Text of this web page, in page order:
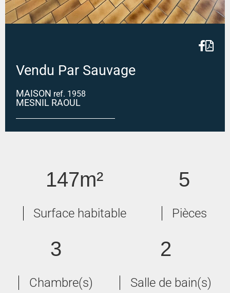
Vendu Par Sauvage
MAISON ref. 1958
MESNIL RAOUL
147m²
Surface habitable
5
Pièces
3
Chambre(s)
2
Salle de bain(s)